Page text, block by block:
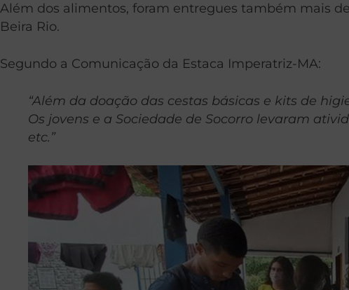
Além dos alimentos, foram entregues também mais
Beira Rio.
Segundo a Comunicação da Estaca Imperatriz-MA:
“Além da doação das cestas básicas e kits de
Os jovens e a Sociedade de Socorro levaram
etc.”